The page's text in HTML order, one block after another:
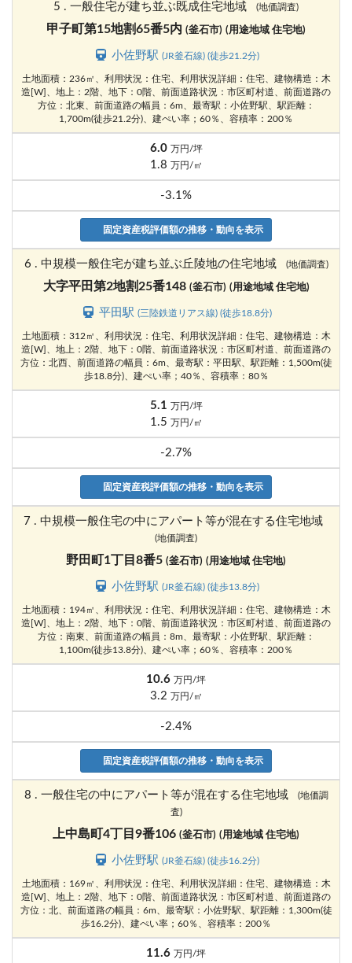
5 . 一般住宅が建ち並ぶ既成住宅地域 (地価調査)
甲子町第15地割65番5内 (釜石市) (用途地域 住宅地)
小佐野駅 (JR釜石線) (徒歩21.2分)
土地面積：236㎡、利用状況：住宅、利用状況詳細：住宅、建物構造：木
造[W]、地上：2階、地下：0階、前面道路状況：市区町村道、前面道路の
方位：北東、前面道路の幅員：6m、最寄駅：小佐野駅、駅距離：
1,700m(徒歩21.2分)、建ぺい率；60％、容積率：200％
6.0 万円/坪
1.8 万円/㎡
-3.1%
固定資産税評価額の推移・動向を表示
6 . 中規模一般住宅が建ち並ぶ丘陵地の住宅地域 (地価調査)
大字平田第2地割25番148 (釜石市) (用途地域 住宅地)
平田駅 (三陸鉄道リアス線) (徒歩18.8分)
土地面積：312㎡、利用状況：住宅、利用状況詳細：住宅、建物構造：木
造[W]、地上：2階、地下：0階、前面道路状況：市区町村道、前面道路の
方位：北西、前面道路の幅員：6m、最寄駅：平田駅、駅距離：1,500m(徒
歩18.8分)、建ぺい率；40％、容積率：80％
5.1 万円/坪
1.5 万円/㎡
-2.7%
固定資産税評価額の推移・動向を表示
7 . 中規模一般住宅の中にアパート等が混在する住宅地域
(地価調査)
野田町1丁目8番5 (釜石市) (用途地域 住宅地)
小佐野駅 (JR釜石線) (徒歩13.8分)
土地面積：194㎡、利用状況：住宅、利用状況詳細：住宅、建物構造：木
造[W]、地上：2階、地下：0階、前面道路状況：市区町村道、前面道路の
方位：南東、前面道路の幅員：8m、最寄駅：小佐野駅、駅距離：
1,100m(徒歩13.8分)、建ぺい率；60％、容積率：200％
10.6 万円/坪
3.2 万円/㎡
-2.4%
固定資産税評価額の推移・動向を表示
8 . 一般住宅の中にアパート等が混在する住宅地域
(地価調
査)
上中島町4丁目9番106 (釜石市) (用途地域 住宅地)
小佐野駅 (JR釜石線) (徒歩16.2分)
土地面積：169㎡、利用状況：住宅、利用状況詳細：住宅、建物構造：木
造[W]、地上：2階、地下：0階、前面道路状況：市区町村道、前面道路の
方位：北、前面道路の幅員：6m、最寄駅：小佐野駅、駅距離：1,300m(徒
歩16.2分)、建ぺい率；60％、容積率：200％
11.6 万円/坪